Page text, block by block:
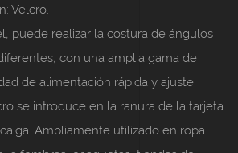
Velcro.
puede realizar la costura de ángulos
con una amplia gama de
de alimentación rápida y ajuste
se introduce en la ranura de la tarjeta
Ampliamente utilizado en ropa